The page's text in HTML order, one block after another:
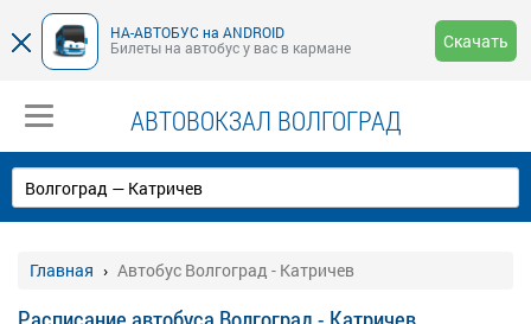
НА-АВТОБУС на ANDROID
Билеты на автобус у вас в кармане
Скачать
АВТОВОКЗАЛ ВОЛГОГРАД
Главная Автобус Волгоград - Катричев